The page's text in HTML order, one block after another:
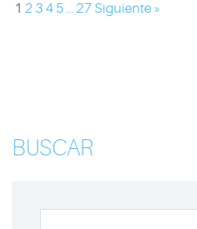
1 2 3 4 5 ... 27 Siguiente »
BUSCAR